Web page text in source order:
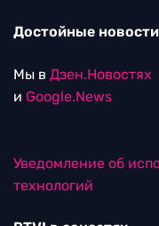
Достойные новости
Мы в Дзен.Новостях
и Google.News
Уведомление об
технологий